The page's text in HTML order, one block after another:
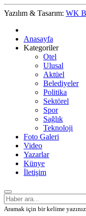
Yazılım & Tasarım: WK
Anasayfa
Kategoriler
Otel
Ulusal
Aktüel
Belediyeler
Politika
Sektörel
Spor
Sağlık
Teknoloji
Foto Galeri
Video
Yazarlar
Künye
İletişim
Aramak için bir kelime yazınız.